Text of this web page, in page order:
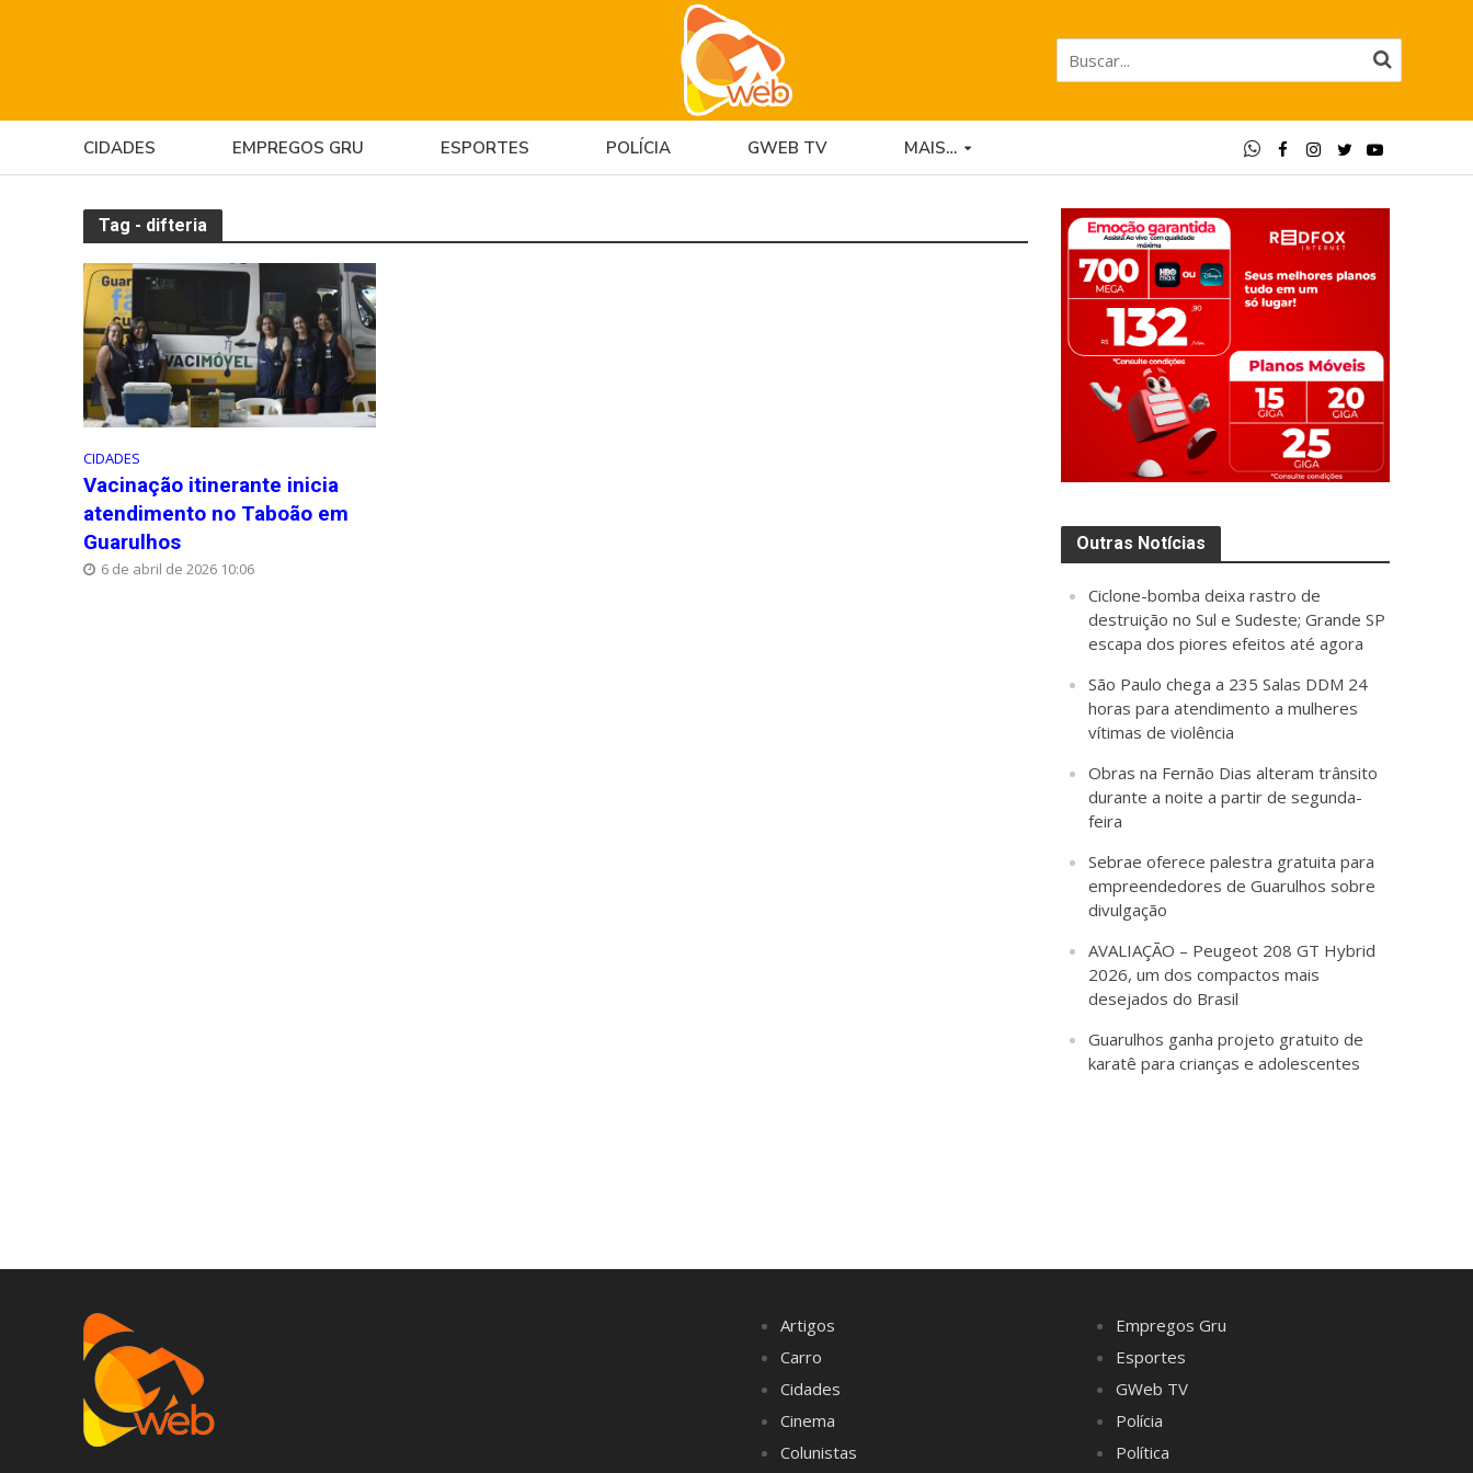
CIDADES EMPREGOS GRU ESPORTES POLÍCIA GWEB TV MAIS…
Tag - difteria
CIDADES
Vacinação itinerante inicia
atendimento no Taboão em
Guarulhos
6 de abril de 2026 10:06
Outras Notícias
Ciclone-bomba deixa rastro de
destruição no Sul e Sudeste; Grande SP
escapa dos piores efeitos até agora
São Paulo chega a 235 Salas DDM 24
horas para atendimento a mulheres
vítimas de violência
Obras na Fernão Dias alteram trânsito
durante a noite a partir de segunda-
feira
Sebrae oferece palestra gratuita para
empreendedores de Guarulhos sobre
divulgação
AVALIAÇÃO – Peugeot 208 GT Hybrid
2026, um dos compactos mais
desejados do Brasil
Guarulhos ganha projeto gratuito de
karatê para crianças e adolescentes
Artigos
Carro
Cidades
Cinema
Colunistas
Empregos Gru
Esportes
GWeb TV
Polícia
Política